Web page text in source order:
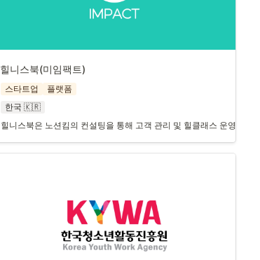
프로젝트를 통합 관리하고 있습니다. 기존의 비효율적인 작업
힐니스북(미임팩트)
스타트업
플랫폼
한국 🇰🇷
힐니스북은 노션킴의 컨설팅을 통해 고객 관리 및 힐클래스 운영 프